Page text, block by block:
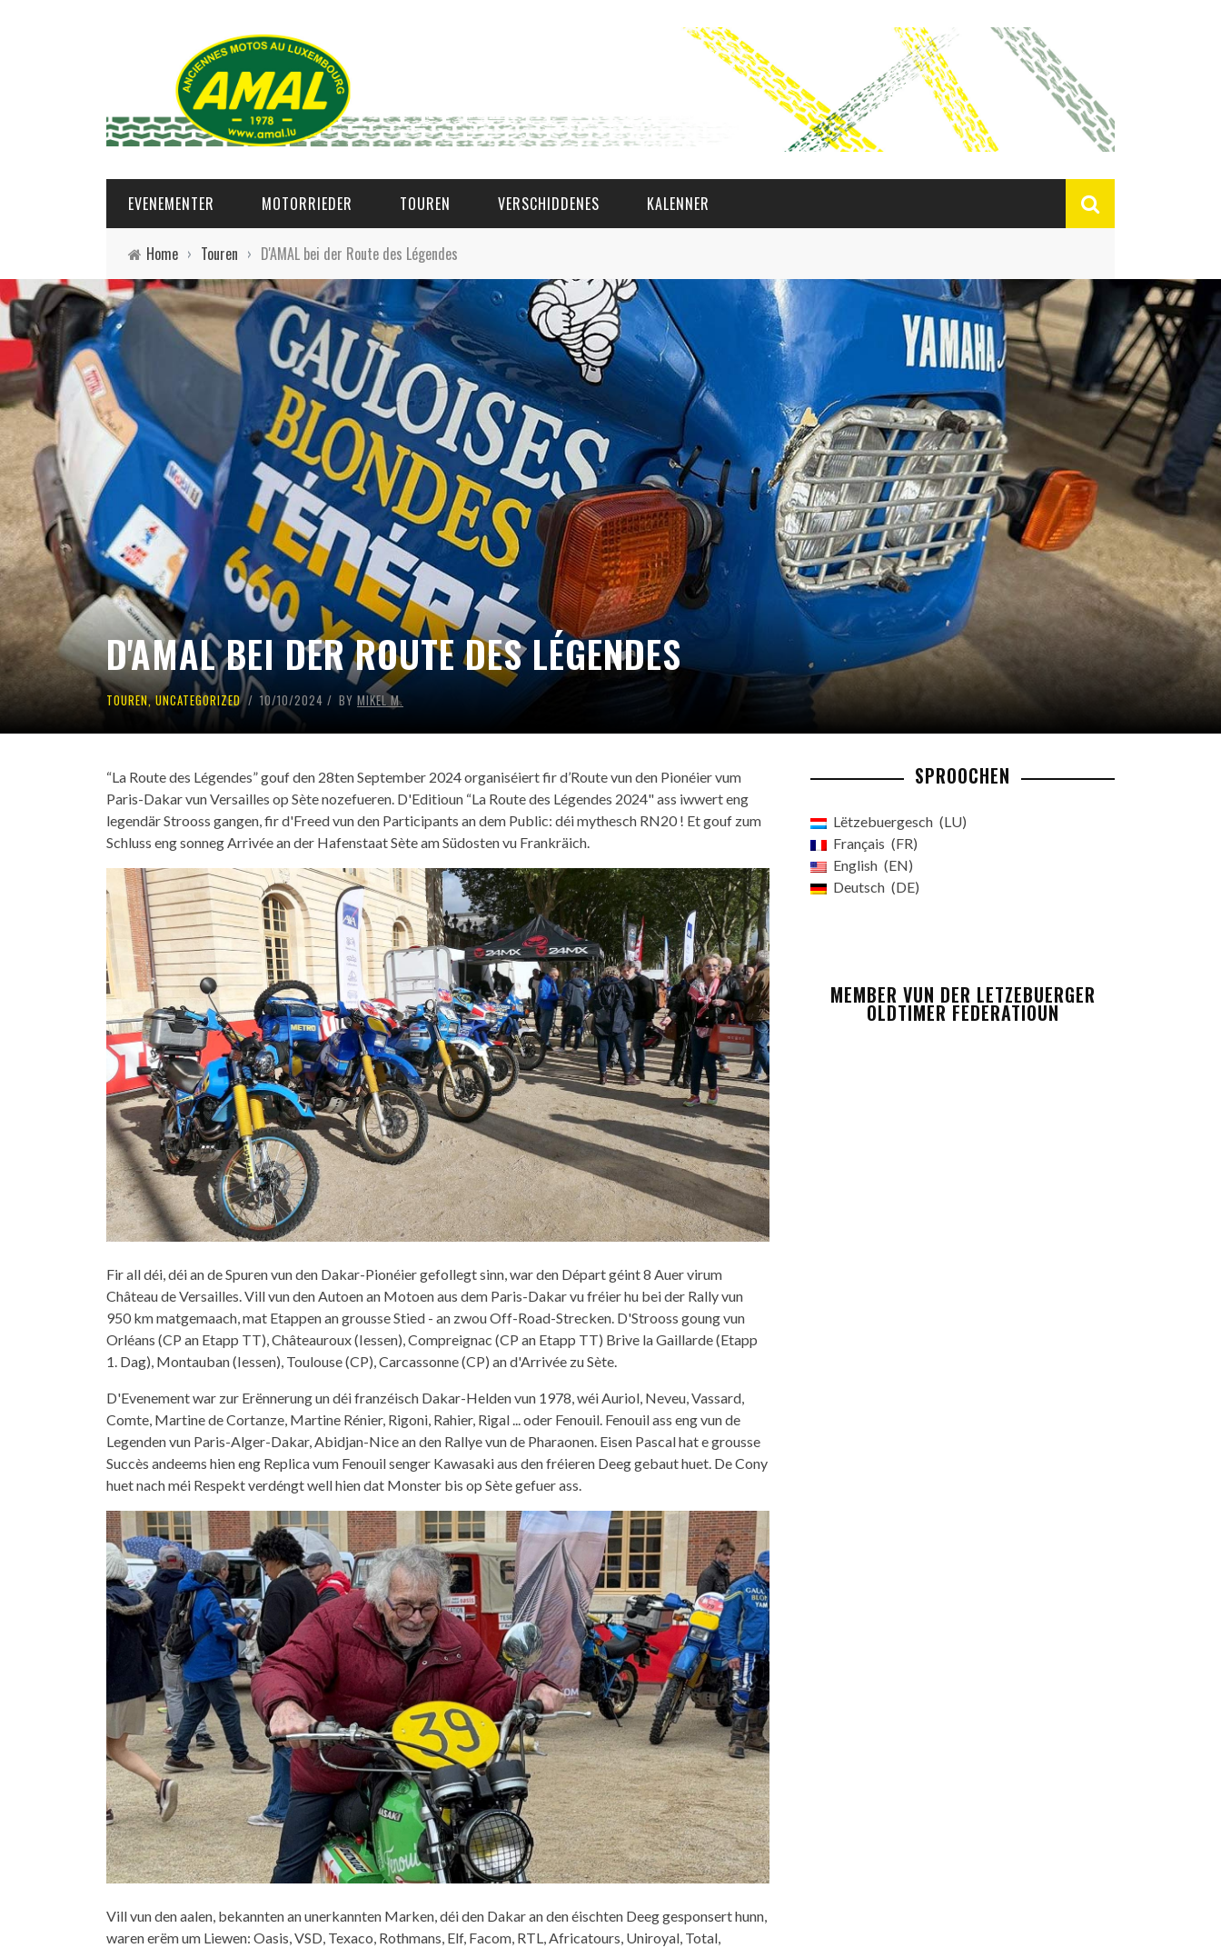
EVENEMENTER MOTORRIEDER TOUREN VERSCHIDDENES
WAT AS D'AMAL?
DEN COMITÉ
MEMBER GIN
KALENNER
Home › Touren › D'AMAL bei der Route des Légendes
D'AMAL BEI DER ROUTE DES LÉGENDES
TOUREN,UNCATEGORIZED 10/10/2024 BY MIKEL M.
“La Route des Légendes” gouf den 28ten September 2024 organiséiert fir d’Route vun den Pionéier vum
Paris-Dakar vun Versailles op Sète nozefueren. D'Editioun “La Route des Légendes 2024" ass iwwert eng
legendär Strooss gangen, fir d'Freed vun den Participants an dem Public: déi mythesch RN20 ! Et gouf zum
Schluss eng sonneg Arrivée an der Hafenstaat Sète am Südosten vu Frankräich.
Fir all déi, déi an de Spuren vun den Dakar-Pionéier gefollegt sinn, war den Départ géint 8 Auer virum
Château de Versailles. Vill vun den Autoen an Motoen aus dem Paris-Dakar vu fréier hu bei der Rally vun
950 km matgemaach, mat Etappen an grousse Stied - an zwou Off-Road-Strecken. D'Strooss goung vun
Orléans (CP an Etapp TT), Châteauroux (Iessen), Compreignac (CP an Etapp TT) Brive la Gaillarde (Etapp
1. Dag), Montauban (Iessen), Toulouse (CP), Carcassonne (CP) an d'Arrivée zu Sète.
D'Evenement war zur Erënnerung un déi franzéisch Dakar-Helden vun 1978, wéi Auriol, Neveu, Vassard,
Comte, Martine de Cortanze, Martine Rénier, Rigoni, Rahier, Rigal ... oder Fenouil. Fenouil ass eng vun de
Legenden vun Paris-Alger-Dakar, Abidjan-Nice an den Rallye vun de Pharaonen. Eisen Pascal hat e grousse
Succès andeems hien eng Replica vum Fenouil senger Kawasaki aus den fréieren Deeg gebaut huet. De Cony
huet nach méi Respekt verdéngt well hien dat Monster bis op Sète gefuer ass.
Vill vun den aalen, bekannten an unerkannten Marken, déi den Dakar an den éischten Deeg gesponsert hunn,
waren erëm um Liewen: Oasis, VSD, Texaco, Rothmans, Elf, Facom, RTL, Africatours, Uniroyal, Total,
SPROOCHEN
Lëtzebuergesch
LU
Français
FR
English
EN
Deutsch
DE
MEMBER VUN DER LETZEBUERGER
OLDTIMER FEDERATIOUN